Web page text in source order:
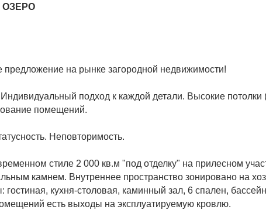
предложение на рынке загородной недвижимости!
подход к каждой детали. Высокие потолки
помещений.
Неповторимость.
стиле 2 000 кв.м "под отделку" на прилесном
камнем. Внутреннее пространство зонировано на
гостиная, кухня-столовая, каминный зал, 6 спален,
есть выходы на эксплуатируемую кровлю.